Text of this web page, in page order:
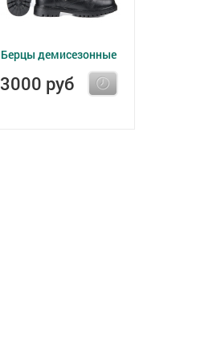
Берцы демисезонные
3000 руб